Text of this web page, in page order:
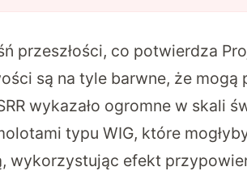
przeszłości, co potwierdza
są na tyle barwne, że mogą
wykazało ogromne w skali
typu WIG, które
wykorzystując efekt